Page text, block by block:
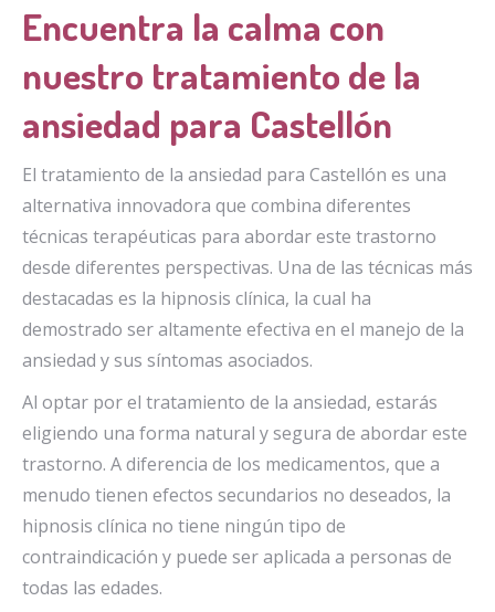
Encuentra la calma con
nuestro tratamiento de la
ansiedad para Castellón
El tratamiento de la ansiedad para Castellón es una
alternativa innovadora que combina diferentes
técnicas terapéuticas para abordar este trastorno
desde diferentes perspectivas. Una de las técnicas más
destacadas es la hipnosis clínica, la cual ha
demostrado ser altamente efectiva en el manejo de la
ansiedad y sus síntomas asociados.
Al optar por el tratamiento de la ansiedad, estarás
eligiendo una forma natural y segura de abordar este
trastorno. A diferencia de los medicamentos, que a
menudo tienen efectos secundarios no deseados, la
hipnosis clínica no tiene ningún tipo de
contraindicación y puede ser aplicada a personas de
todas las edades.